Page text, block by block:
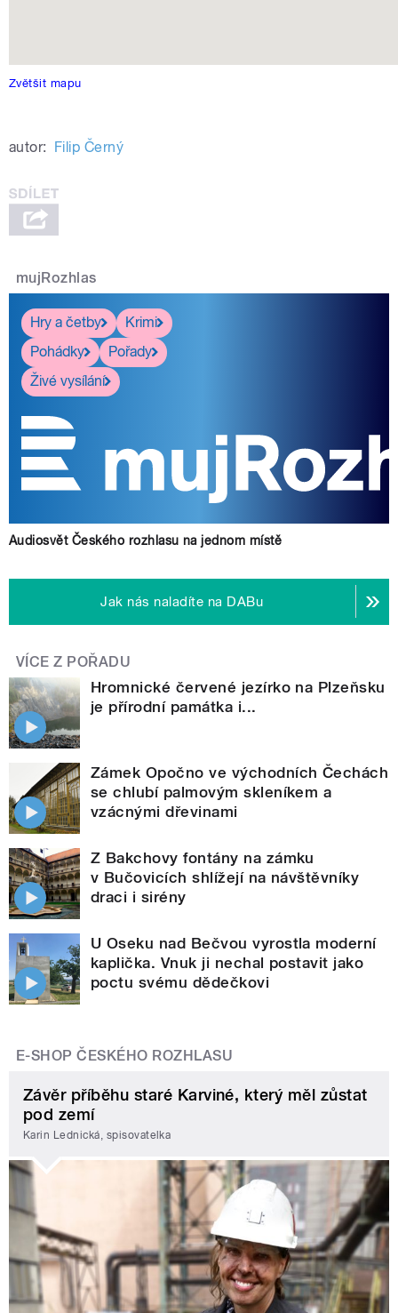
Zvětšit mapu
autor: Filip Černý
mujRozhlas
Hry a četby
Krimi
Pohádky
Pořady
Živé vysílání
Audiosvět Českého rozhlasu na jednom místě
Jak nás naladíte na DABu
VÍCE Z POŘADU
Hromnické červené jezírko na Plzeňsku
je přírodní památka i...
Zámek Opočno ve východních Čechách
se chlubí palmovým skleníkem a
vzácnými dřevinami
Z Bakchovy fontány na zámku
v Bučovicích shlížejí na návštěvníky
draci i sirény
U Oseku nad Bečvou vyrostla moderní
kaplička. Vnuk ji nechal postavit jako
poctu svému dědečkovi
E-SHOP ČESKÉHO ROZHLASU
Závěr příběhu staré Karviné, který měl zůstat
pod zemí
Karin Lednická, spisovatelka